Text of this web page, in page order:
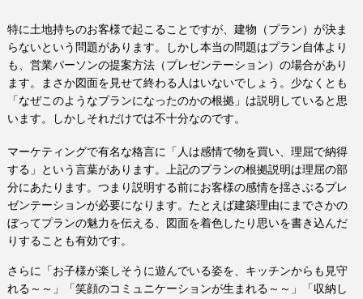
特に土地持ちのお客様で起こることですが、建物（プラン）が決ま
らないという問題があります。しかし本当の問題はプラン自体より
も、営業パーソンの提案方法（プレゼンテーション）の場合があり
ます。まさか図面を見せて終わる人はいないでしょう。少なくとも
「なぜこのようなプランになったのかの根拠」は説明していると思
います。しかしそれだけでは不十分なのです。
マーケティングで有名な格言に「人は感情で物を買い、理屈で納得
する」という言葉があります。上記のプランの根拠説明は理屈の部
分にあたります。つまり説明する前にお客様の感情を揺さぶるプレ
ゼンテーションが必要になります。たとえば建築理由にまでさかの
ぼってプランの魅力を伝える、図面を着色したり思いを書き込んだ
りすることも有効です。
さらに「お子様が楽しそうに遊んでいる姿を、キッチンからも見守
れる～～」「笑顔のコミュニケーションが生まれる～～」「収納し